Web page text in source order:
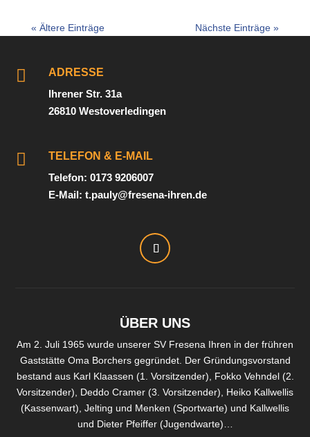
« Ältere Einträge Nächste Einträge »

ADRESSE
Ihrener Str. 31a
26810 Westoverledingen

TELEFON & E-MAIL
Telefon: 0173 9206007
E-Mail: t.pauly@fresena-ihren.de
ÜBER UNS
Am 2. Juli 1965 wurde unserer SV Fresena Ihren in der frühren
Gaststätte Oma Borchers gegründet. Der Gründungsvorstand
bestand aus Karl Klaassen (1. Vorsitzender), Fokko Vehndel (2.
Vorsitzender), Deddo Cramer (3. Vorsitzender), Heiko Kallwellis
(Kassenwart), Jelting und Menken (Sportwarte) und Kallwellis
und Dieter Pfeiffer (Jugendwarte)…